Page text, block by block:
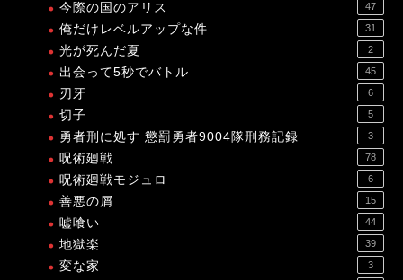
今際の国のアリス 47
俺だけレベルアップな件 31
光が死んだ夏 2
出会って5秒でバトル 45
刃牙 6
切子 5
勇者刑に処す 懲罰勇者9004隊刑務記録 3
呪術廻戦 78
呪術廻戦モジュロ 6
善悪の屑 15
嘘喰い 44
地獄楽 39
変な家 3